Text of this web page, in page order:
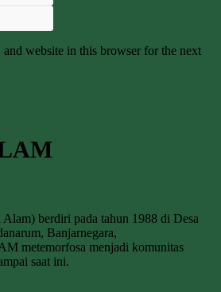
and website in this browser for the next
berdiri pada tahun 1988 di Desa
Banjarnegara,
metemorfosa menjadi komunitas
saat ini.